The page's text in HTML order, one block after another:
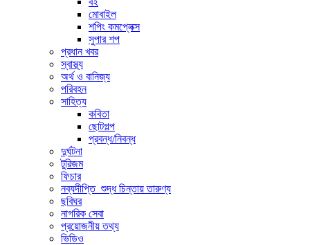
মোবাইল
শপিং কমপ্লেক্স
সুপার শপ
প্রধান খবর
স্বাস্থ্য
অর্থ ও বানিজ্য
পরিবহন
সাহিত্য
কবিতা
ছোটগল্প
প্রবন্ধ/নিবন্ধ
দুর্ঘটনা
টুরিজম
ফিচার
নব্যদীপ্তি_শুদ্ধ চিন্তায় তারুণ্য
ছবিঘর
নাগরিক সেবা
প্রয়োজনীয় তথ্য
ভিডিও